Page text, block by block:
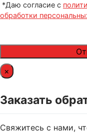
*Даю согласие с
обработки
×
Заказать
Свяжитесь с нами,